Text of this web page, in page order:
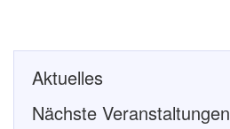
Aktuelles
Nächste Veranstaltungen